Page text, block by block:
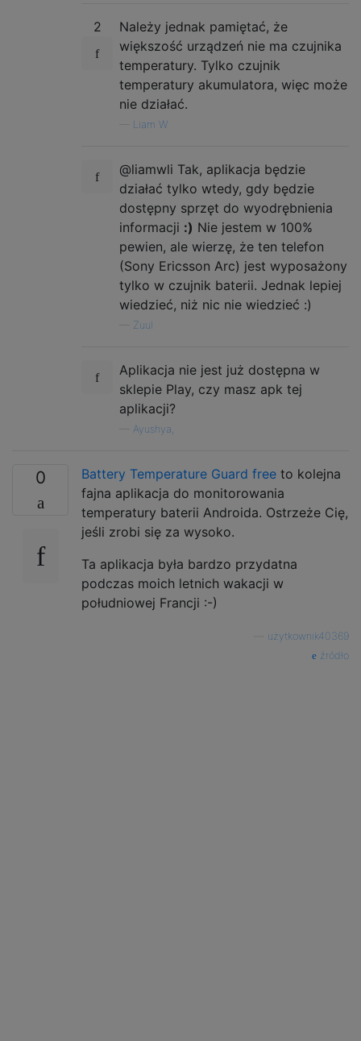
2
Należy jednak pamiętać, że
większość urządzeń nie ma czujnika
temperatury. Tylko czujnik
temperatury akumulatora, więc może
nie działać.
Liam W
@liamwli Tak, aplikacja będzie
działać tylko wtedy, gdy będzie
dostępny sprzęt do wyodrębnienia
informacji :) Nie jestem w 100%
pewien, ale wierzę, że ten telefon
(Sony Ericsson Arc) jest wyposażony
tylko w czujnik baterii. Jednak lepiej
wiedzieć, niż nic nie wiedzieć :)
Zuul
Aplikacja nie jest już dostępna w
sklepie Play, czy masz apk tej
aplikacji?
Ayushya,
0 Battery Temperature Guard free to kolejna
fajna aplikacja do monitorowania
temperatury baterii Androida. Ostrzeże Cię,
jeśli zrobi się za wysoko.
Ta aplikacja była bardzo przydatna
podczas moich letnich wakacji w
południowej Francji :-)
użytkownik40369
źródło